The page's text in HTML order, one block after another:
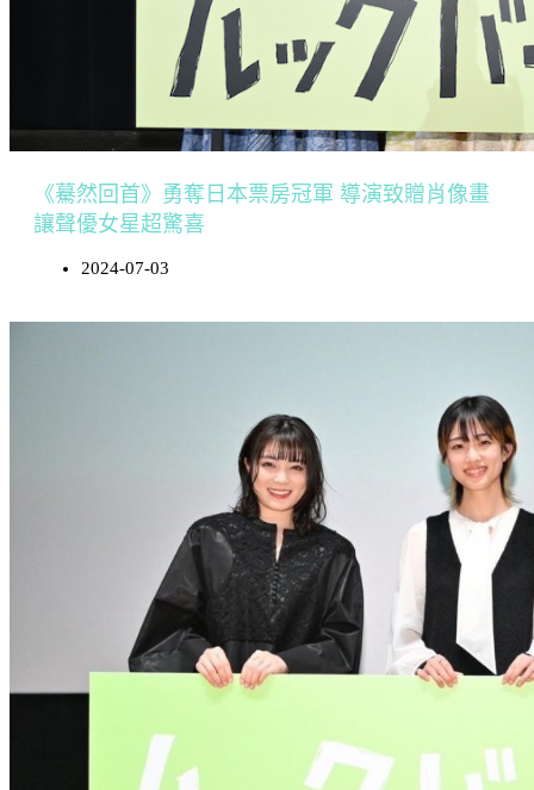
《驀然回首》勇奪日本票房冠軍 導演致贈肖像畫
讓聲優女星超驚喜
2024-07-03